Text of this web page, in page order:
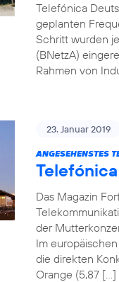
Telefónica
geplanten
Schritt wurden
(BNetzA)
Rahmen von
23. Januar 2019
ANGESEHENSTES
Das Magazin
der
Im
die direkten
Orange (5,87 […]